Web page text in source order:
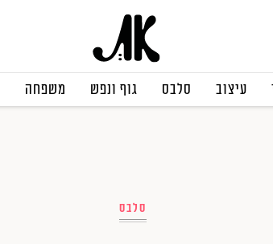
עיצוב סלבס גוף ונפש משפחה
סלבס